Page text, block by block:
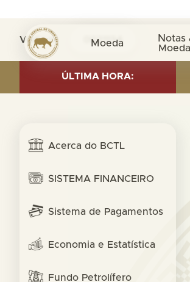
Moeda Notas &
Visita nº 0021134
ÚLTIMA HORA:
AS OF 30 SEP. 2025:
Acerca do BCTL
SISTEMA FINANCEIRO
Sistema de Pagamentos
Economia e Estatística
Fundo Petrolífero